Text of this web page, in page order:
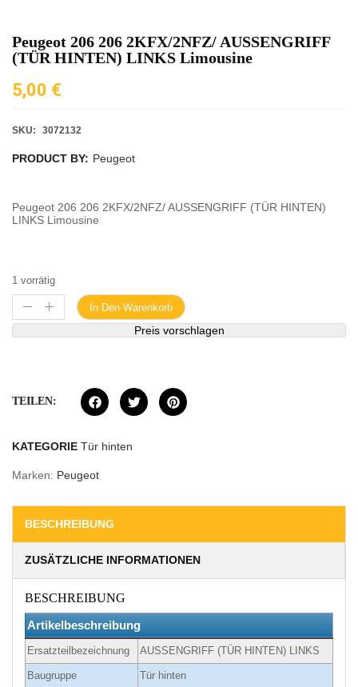
Peugeot 206 206 2KFX/2NFZ/ AUSSENGRIFF
(TÜR HINTEN) LINKS Limousine
5,00 €
SKU: 3072132
PRODUCT BY: Peugeot
Peugeot 206 206 2KFX/2NFZ/ AUSSENGRIFF (TÜR HINTEN)
LINKS Limousine
1 vorrätig
In Den Warenkorb
Preis vorschlagen
TEILEN:
KATEGORIE Tür hinten
Marken: Peugeot
BESCHREIBUNG
ZUSÄTZLICHE INFORMATIONEN
BESCHREIBUNG
Artikelbeschreibung
Ersatzteilbezeichnung AUSSENGRIFF (TÜR HINTEN) LINKS
Baugruppe Tür hinten